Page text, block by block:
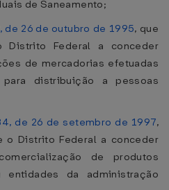
de Saneamento;
de 26 de outubro de 1995, que
Distrito Federal a conceder
de mercadorias efetuadas
distribuição a pessoas
de 26 de setembro de 1997,
o Distrito Federal a conceder
de produtos
da administração